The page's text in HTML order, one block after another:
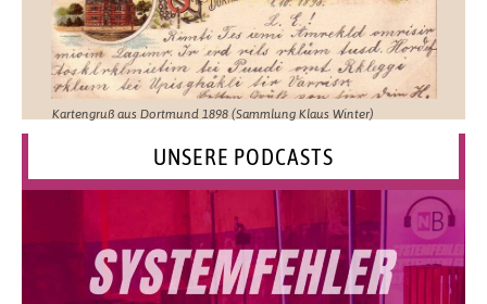
Kartengruß aus Dortmund 1898 (Sammlung Klaus Winter)
UNSERE PODCASTS